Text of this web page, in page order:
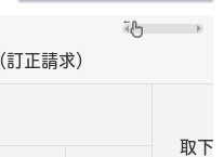
正請求）
取下